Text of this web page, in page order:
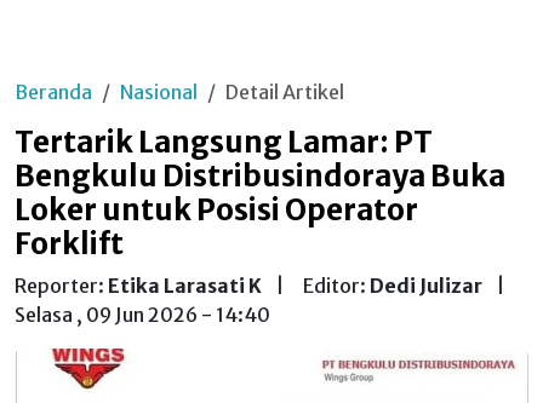
Beranda Nasional Detail Artikel
Tertarik Langsung Lamar: PT
Bengkulu Distribusindoraya Buka
Loker untuk Posisi Operator
Forklift
Reporter: Etika Larasati K Editor: Dedi Julizar
Selasa , 09 Jun 2026 - 14:40